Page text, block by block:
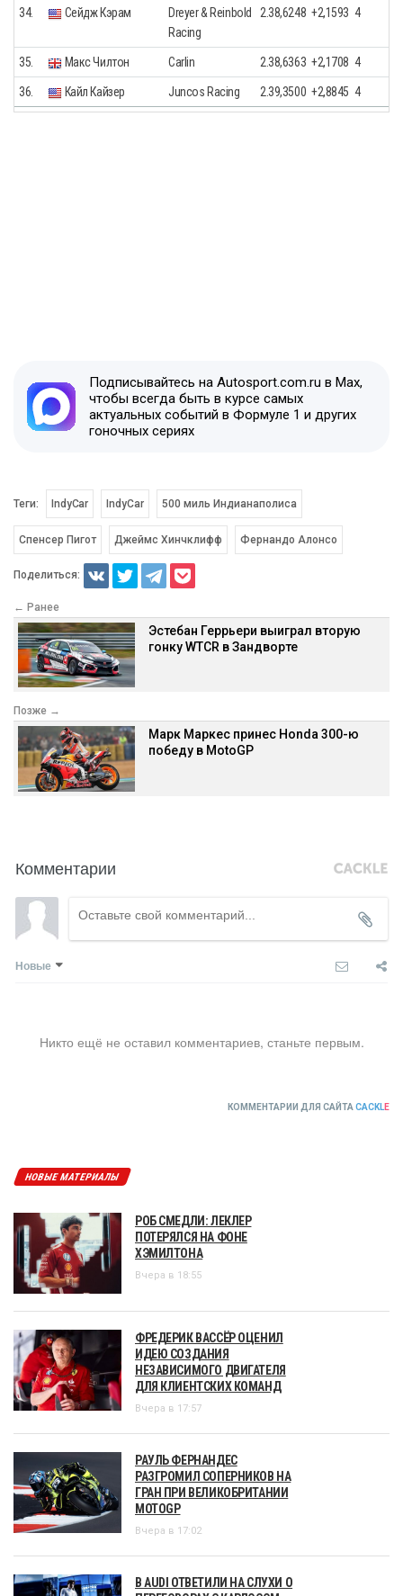
34. Сейдж Кэрам
Dreyer & Reinbold
Racing
2.38,6248 +2,1593 4
35. Макс Чилтон Carlin 2.38,6363 +2,1708 4
36. Кайл Кайзер Juncos Racing 2.39,3500 +2,8845 4
Подписывайтесь на Autosport.com.ru в Max,
чтобы всегда быть в курсе самых
актуальных событий в Формуле 1 и других
гоночных сериях
Теги: IndyCar IndyCar 500 миль Индианаполиса
Спенсер Пигот Джеймс Хинчклифф Фернандо Алонсо
Поделиться:
← Ранее
Эстебан Геррьери выиграл вторую
гонку WTCR в Зандворте
Позже →
Марк Маркес принес Honda 300-ю
победу в MotoGP
Комментарии
Новые
Никто ещё не оставил комментариев, станьте первым.
КОММЕНТАРИИ ДЛЯ САЙТА CACKLE
НОВЫЕ МАТЕРИАЛЫ
РОБ СМЕДЛИ: ЛЕКЛЕР
ПОТЕРЯЛСЯ НА ФОНЕ
ХЭМИЛТОНА
Вчера в 18:55
ФРЕДЕРИК ВАССЁР ОЦЕНИЛ
ИДЕЮ СОЗДАНИЯ
НЕЗАВИСИМОГО ДВИГАТЕЛЯ
ДЛЯ КЛИЕНТСКИХ КОМАНД
Вчера в 17:57
РАУЛЬ ФЕРНАНДЕС
РАЗГРОМИЛ СОПЕРНИКОВ НА
ГРАН ПРИ ВЕЛИКОБРИТАНИИ
MOTOGP
Вчера в 17:02
В AUDI ОТВЕТИЛИ НА СЛУХИ О